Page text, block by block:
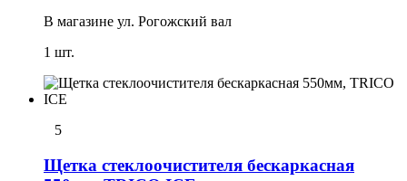
В магазине ул. Рогожский вал
1 шт.
5
Щетка стеклоочистителя бескаркасная